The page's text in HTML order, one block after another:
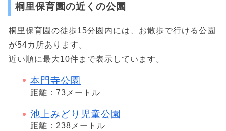
桐里保育園の近くの公園
桐里保育園の徒歩15分圏内には、お散歩で行ける公園
が54カ所あります。
近い順に最大10件まで表示しています。
本門寺公園
距離：73メートル
池上みどり児童公園
距離：238メートル